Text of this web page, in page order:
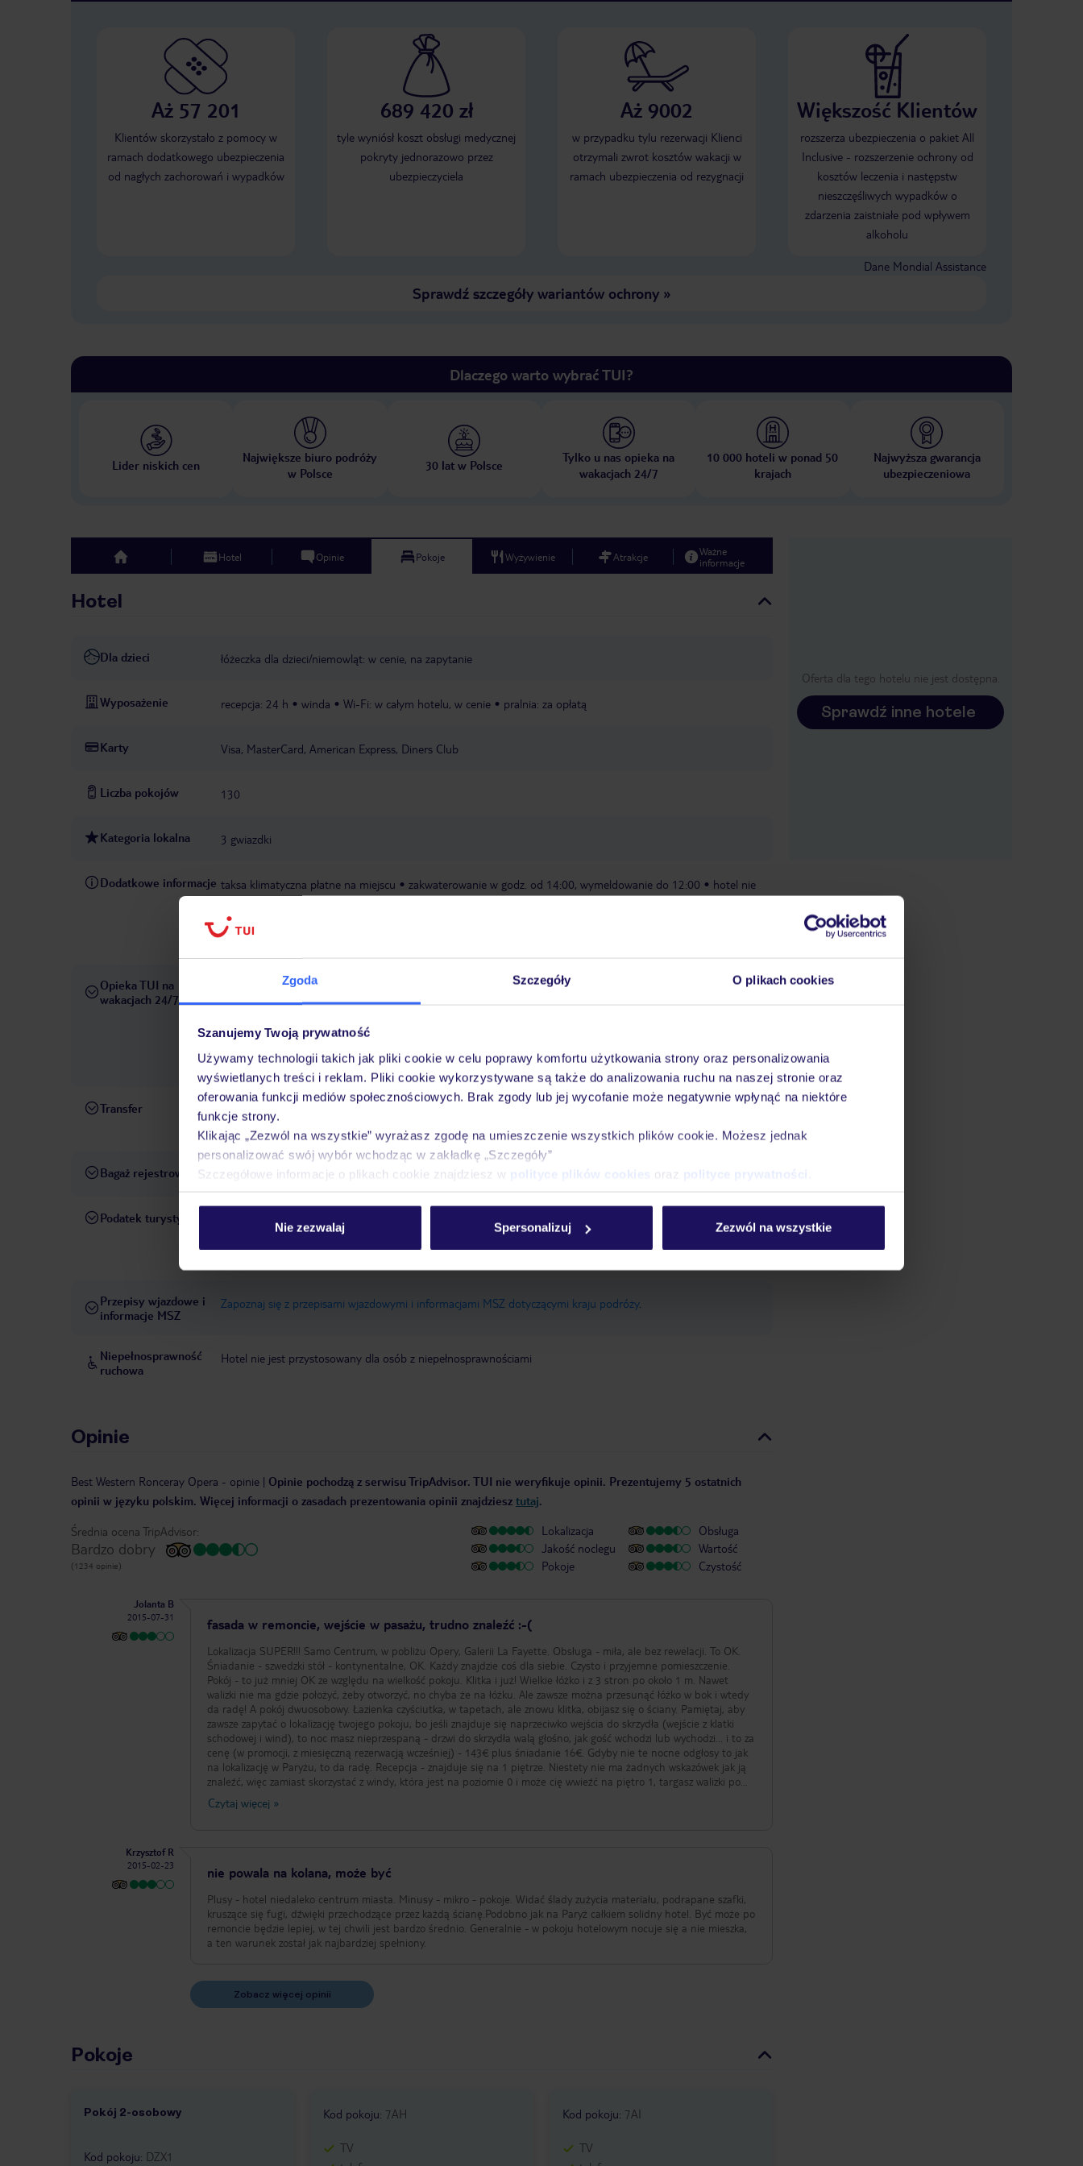
Zgoda Szczegóły O plikach cookies
Szanujemy Twoją prywatność
Używamy technologii takich jak pliki cookie w celu poprawy komfortu użytkowania strony oraz personalizowania
wyświetlanych treści i reklam. Pliki cookie wykorzystywane są także do analizowania ruchu na naszej stronie oraz
oferowania funkcji mediów społecznościowych. Brak zgody lub jej wycofanie może negatywnie wpłynąć na niektóre
funkcje strony.
Klikając „Zezwól na wszystkie” wyrażasz zgodę na umieszczenie wszystkich plików cookie. Możesz jednak
personalizować swój wybór wchodząc w zakładkę „Szczegóły”
Szczegółowe informacje o plikach cookie znajdziesz w polityce plików cookies oraz polityce prywatności
Nie zezwalaj Spersonalizuj Zezwól na wszystkie
Aż 57 201
Klientów skorzystało z pomocy w
ramach dodatkowego ubezpieczenia
od nagłych zachorowań i wypadków
689 420 zł
tyle wyniósł koszt obsługi medycznej
pokryty jednorazowo przez
ubezpieczyciela
Aż 9002
w przypadku tylu rezerwacji Klienci
otrzymali zwrot kosztów wakacji w
ramach ubezpieczenia od rezygnacji
Większość Klientów
rozszerza ubezpieczenia o pakiet All
Inclusive - rozszerzenie ochrony od
kosztów leczenia i następstw
nieszczęśliwych wypadków o
zdarzenia zaistniałe pod wpływem
alkoholu
Dane Mondial Assistance
Sprawdź szczegóły wariantów ochrony»
Dlaczego warto wybrać TUI?
Lider niskich cen
Największe biuro podróży
w Polsce
30 lat w Polsce
Tylko u nas opieka na
wakacjach 24/7
10 000 hoteli w ponad 50
krajach
Najwyższa gwarancja
ubezpieczeniowa
top Hotel Opinie Pokoje Wyżywienie Atrakcje
Ważne
informacje
Hotel
Dla dzieci łóżeczka dla dzieci/niemowląt: w cenie, na zapytanie
Wyposażenie recepcja: 24 h winda Wi-Fi: w całym hotelu, w cenie pralnia: za opłatą
Karty Visa, MasterCard, American Express, Diners Club
Liczba pokojów 130
Kategoria lokalna 3 gwiazdki
Dodatkowe informacje taksa klimatyczna płatne na miejscu zakwaterowanie w godz. od 14:00, wymeldowanie do 12:00
hotel nie
ewentualne dodatkowe wydatki lub szkody. Zazwyczaj jest ona pobierana kartą kredytową (jako
Opieka TUI na
wakacjach 24/7
W rezerwowanym hotelu opieka wyłącznie poprzez TUI Service Center 24/7: telefonicznie, SMS i za
pośrednictwem czatu w aplikacji TUI w serwisie myTUI. W aplikacji TUI znajdą Państwo mnóstwo przydatnych
informacji dotyczących przebiegu podróży i miejsca wypoczynku. Za jej pośrednictwem można rezerwować
Państwa dyspozycji: telefonicznie, SMS-owo lub za pomocą czatu w aplikacji TUI. Szczegółytutaj.
Transfer
Transfer z lotniska i na lotnisko odbywa się we własnym zakresie. Rekomendujemy wypożyczenie samochodu
za pośrednictwem
TUI Cars.
Bagaż rejestrowany Bagaż rejestrowany jest wliczony w cenę. Wyjątkiem są połączenia obsługiwane przez linię PLL LOT.
Podatek turystyczny
Wysokość podatku turystycznego zależy od miejsca i rodzaju zakwaterowania – od ok. 0,25 € do ok. 5 €.
Wyższe opłaty obowiązują m.in. w Paryżu – od ok. 0,75 € do 15 €/dzień (w zależności od kategorii/standardu
Przepisy wjazdowe i
informacje MSZ
Zapoznaj się z przepisami wjazdowymi i informacjami MSZ dotyczącymi kraju podróży.
Niepełnosprawność
ruchowa
Hotel nie jest przystosowany dla osób z niepełnosprawnościami
Opinie
Best Western Ronceray Opera - opinie | Opinie pochodzą z serwisu TripAdvisor. TUI nie weryfikuje opinii. Prezentujemy 5 ostatnich
opinii w języku polskim. Więcej informacji o zasadach prezentowania opinii znajdziesz tutaj.
Średnia ocena TripAdvisor:
Bardzo dobry
(1234 opinie)
Lokalizacja
Jakość noclegu
Pokoje
Obsługa
Wartość
Czystość
Jolanta B
2015-07-31
fasada w remoncie, wejście w pasażu, trudno znaleźć :-(
Lokalizacja SUPER!!! Samo Centrum, w pobliżu Opery, Galerii La Fayette. Obsługa - miła, ale bez rewelacji. To OK.
Śniadanie - szwedzki stół - kontynentalne, OK. Każdy znajdzie coś dla siebie. Czysto i przyjemne pomieszczenie.
Pokój - to już mniej OK ze względu na wielkość pokoju. Klitka i już! Wielkie łóżko i z 3 stron po około 1 m. Nawet
walizki nie ma gdzie położyć, żeby otworzyć, no chyba że na łóżku. Ale zawsze można przesunąć łóżko w bok i wtedy
da radę! A pokój dwuosobowy. Łazienka czyściutka, w tapetach, ale znowu klitka, obijasz się o ściany. Pamiętaj, aby
zawsze zapytać o lokalizację twojego pokoju, bo jeśli znajduje się naprzeciwko wejścia do skrzydła (wejście z klatki
schodowej i wind), to noc masz nieprzespaną - drzwi do skrzydła walą głośno, jak gość wchodzi lub wychodzi... i to za
cenę (w promocji, z miesięczną rezerwacją wcześniej) - 143€ plus śniadanie 16€. Gdyby nie te nocne odgłosy to jak
na lokalizację w Paryżu, to da radę. Recepcja - znajduje się na 1 piętrze. Niestety nie ma żadnych wskazówek jak ją
znaleźć, więc zamiast skorzystać z windy, która jest na poziomie 0 i może cię wwieźć na piętro 1, targasz walizki po
Czytaj więcej »
Krzysztof R
2015-02-23
nie powala na kolana, może być
Plusy - hotel niedaleko centrum miasta. Minusy - mikro - pokoje. Widać ślady zużycia materiału, podrapane szafki,
kruszące się fugi, dźwięki przechodzące przez każdą ścianę.Podobno jak na Paryż całkiem solidny hotel. Być może po
remoncie będzie lepiej, w tej chwili jest bardzo średnio. Generalnie - w pokoju hotelowym nocuje się a nie mieszka,
a ten warunek został jak najbardziej spełniony.
Zobacz więcej opinii
Pokoje
Pokój 2-osobowy
1 / 1
Kod pokoju: DZX1
Kod pokoju: 7AH
TV
Kod pokoju: 7AI
TV
Oferta dla tego hotelu nie jest dostępna.
Sprawdź inne hotele